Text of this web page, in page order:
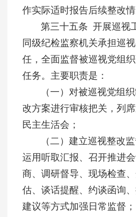
作实际适时报告后续整改情
第三十五条 开展巡视
同级纪检监察机关承担巡
任，全面监督被巡视党组
任务。主要职责是：
（一）对被巡视党组
改方案进行审核把关，列
民主生活会；
（二）建立巡视整改
运用听取汇报、召开推进
商、调研督导、现场检查
估、谈话提醒、约谈函询
建议等方式加强日常监督；